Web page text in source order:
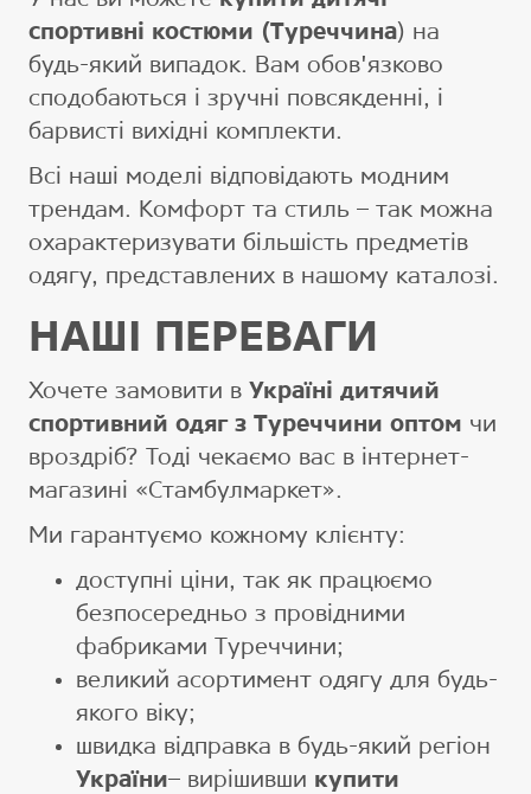
спортивні костюми (Туреччина) на
будь-який випадок. Вам обов'язково
сподобаються і зручні повсякденні, і
барвисті вихідні комплекти.
Всі наші моделі відповідають модним
трендам. Комфорт та стиль – так можна
охарактеризувати більшість предметів
одягу, представлених в нашому каталозі.
НАШІ ПЕРЕВАГИ
Хочете замовити в Україні дитячий
спортивний одяг з Туреччини оптом чи
вроздріб? Тоді чекаємо вас в інтернет-
магазині «Стамбулмаркет».
Ми гарантуємо кожному клієнту:
доступні ціни, так як працюємо
безпосередньо з провідними
фабриками Туреччини;
великий асортимент одягу для будь-
якого віку;
швидка відправка в будь-який регіон
України– вирішивши купити